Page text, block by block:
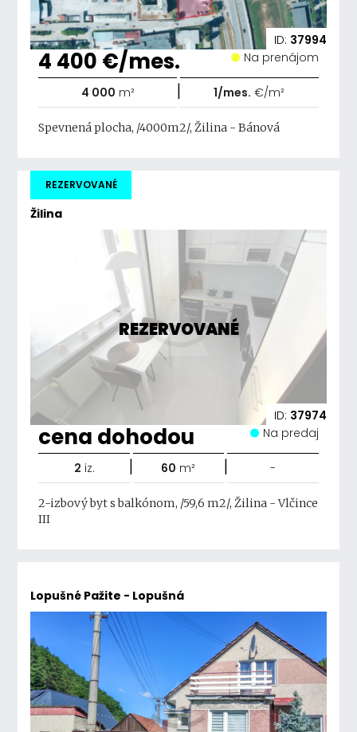
ID: 37994
4 400 €/mes. Na prenájom
4 000 m² | 1/mes. €/m²
Spevnená plocha, /4000m2/, Žilina - Bánová
Žilina
REZERVOVANÉ
REZERVOVANÉ
ID: 37974
cena dohodou Na predaj
2 iz. | 60 m² | -
2-izbový byt s balkónom, /59,6 m2/, Žilina - Vlčince
III
Lopušné Pažite - Lopušná